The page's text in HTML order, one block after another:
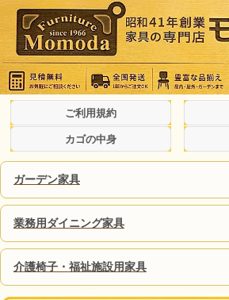
ご利用規約
カゴの中身
ガーデン家具
業務用ダイニング家具
介護椅子・福祉施設用家具